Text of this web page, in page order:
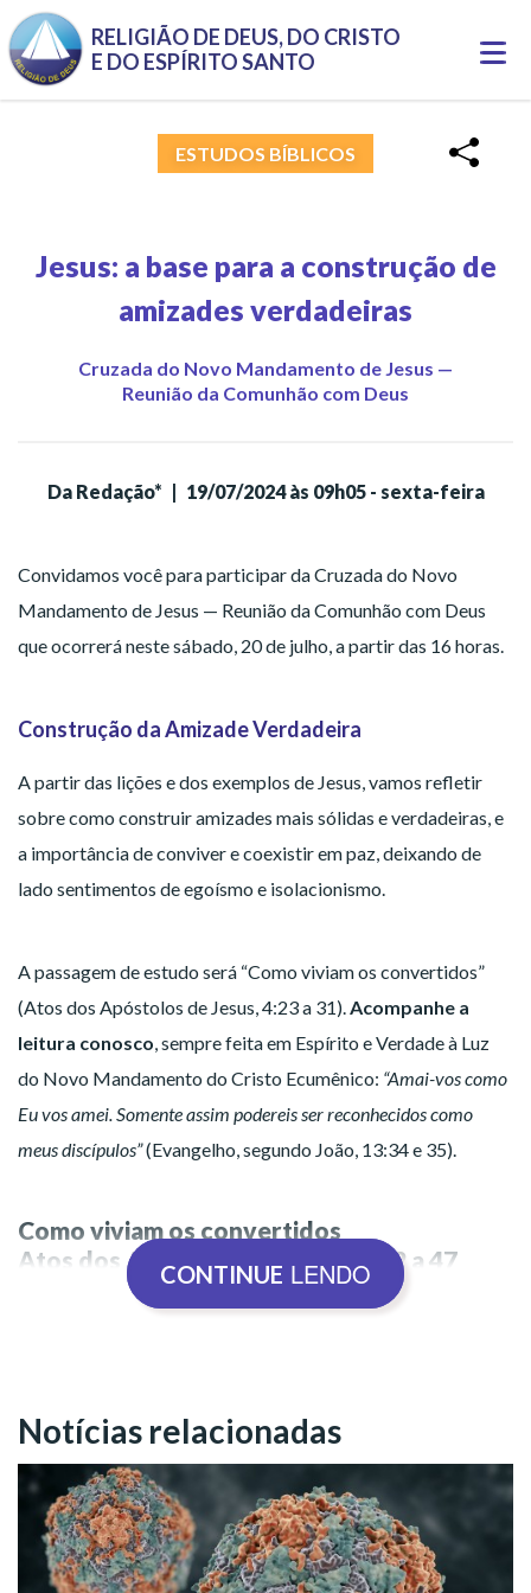
Pular para o conteúdo principal
RELIGIÃO DE DEUS, DO CRISTO
E DO ESPÍRITO SANTO
ESTUDOS BÍBLICOS
Jesus: a base para a construção de
amizades verdadeiras
Cruzada do Novo Mandamento de Jesus —
Reunião da Comunhão com Deus
Da Redação* | 19/07/2024 às 09h05 - sexta-feira
Convidamos você para participar da Cruzada do Novo
Mandamento de Jesus — Reunião da Comunhão com Deus
que ocorrerá neste sábado, 20 de julho, a partir das 16 horas.
Construção da Amizade Verdadeira
A partir das lições e dos exemplos de Jesus, vamos refletir
sobre como construir amizades mais sólidas e verdadeiras, e
a importância de conviver e coexistir em paz, deixando de
lado sentimentos de egoísmo e isolacionismo.
A passagem de estudo será “Como viviam os convertidos”
(Atos dos Apóstolos de Jesus, 4:23 a 31).Acompanhe a
leitura conosco, sempre feita em Espírito e Verdade à Luz
do Novo Mandamento do Cristo Ecumênico: “Amai-vos como
Eu vos amei. Somente assim podereis ser reconhecidos como
meus discípulos”(Evangelho, segundo João, 13:34 e 35).
Como viviam os convertidos
Atos dos Apóstolos de Jesus, 2:42 a 47
42 - E perseveravam na doutrina dos Apóstolos
e na comunhão, no partir do pão e nas
orações.
CONTINUE LENDO
Notícias relacionadas